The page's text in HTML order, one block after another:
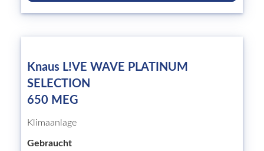
Knaus L!VE WAVE PLATINUM
SELECTION
650 MEG
Klimaanlage
Gebraucht